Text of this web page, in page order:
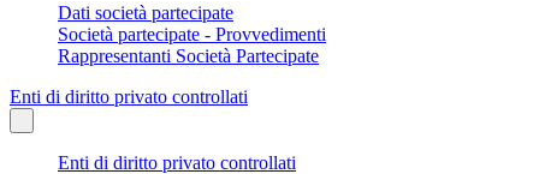
Dati società partecipate
Società partecipate - Provvedimenti
Rappresentanti Società Partecipate
Enti di diritto privato controllati
Enti di diritto privato controllati